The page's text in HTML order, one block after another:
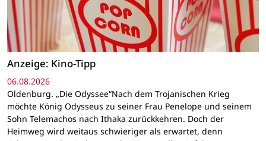
Anzeige: Kino-Tipp
06.08.2026
Oldenburg. „Die Odyssee“Nach dem Trojanischen Krieg
möchte König Odysseus zu seiner Frau Penelope und seinem
Sohn Telemachos nach Ithaka zurückkehren. Doch der
Heimweg wird weitaus schwieriger als erwartet, denn